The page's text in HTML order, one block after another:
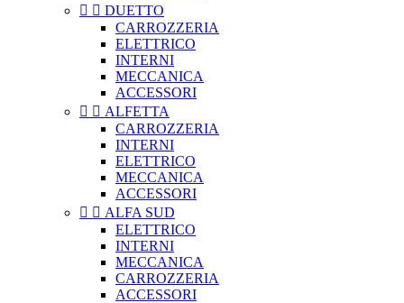
  DUETTO
CARROZZERIA
ELETTRICO
INTERNI
MECCANICA
ACCESSORI
  ALFETTA
CARROZZERIA
INTERNI
ELETTRICO
MECCANICA
ACCESSORI
  ALFA SUD
ELETTRICO
INTERNI
MECCANICA
CARROZZERIA
ACCESSORI